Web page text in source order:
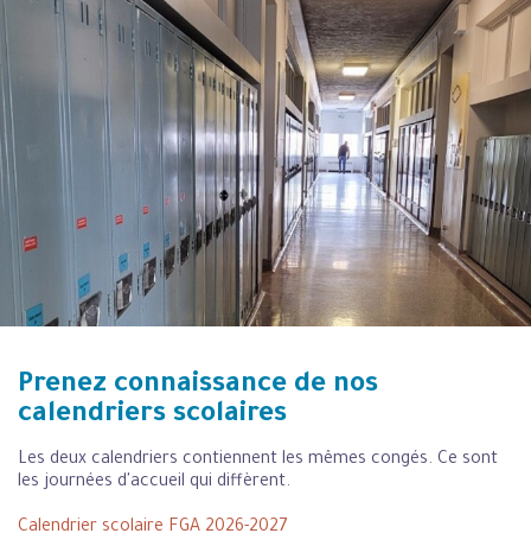
Prenez connaissance de nos
calendriers scolaires
Les deux calendriers contiennent les mêmes congés. Ce sont
les journées d'accueil qui diffèrent.
Calendrier scolaire FGA 2026-2027